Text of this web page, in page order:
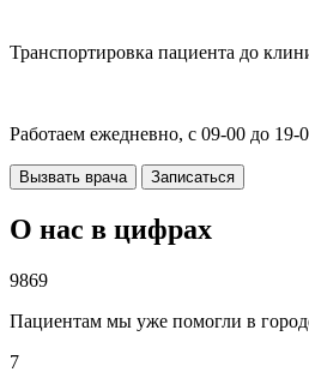
Транспортировка пациента до
Работаем ежедневно, с 09-00 до 19-
Вызвать врача Записаться
О нас в цифрах
9869
Пациентам мы уже помогли в
7